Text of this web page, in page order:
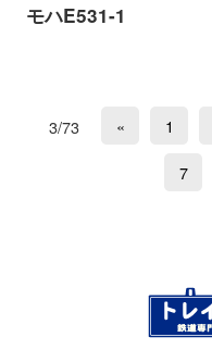
モハE531-1
3/73 « 1
7